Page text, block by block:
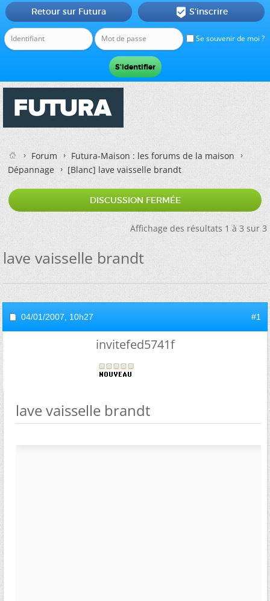
Se souvenir de moi ?
Retour sur Futura  S'inscrire
Forum
Futura-Maison : les forums de la maison
Dépannage
[Blanc]lave vaisselle brandt
DISCUSSION FERMÉE
Affichage des résultats 1 à 3 sur 3
lave vaisselle brandt
04/01/2007, 10h27 #1
invitefed5741f
lave vaisselle brandt